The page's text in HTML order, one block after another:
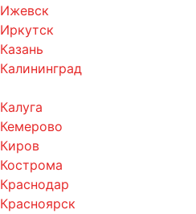
Ижевск
Иркутск
Казань
Калининград
Калуга
Кемерово
Киров
Кострома
Краснодар
Красноярск